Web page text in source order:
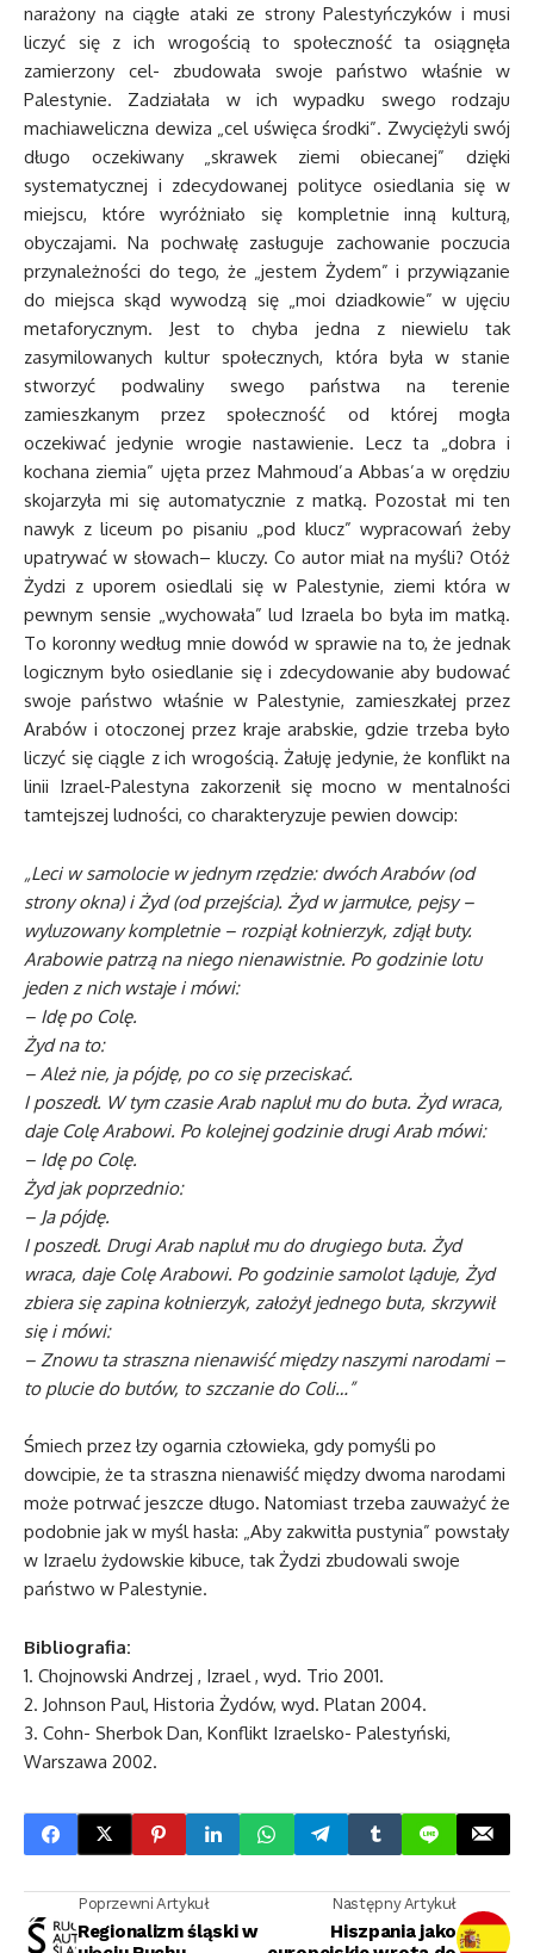
narażony na ciągłe ataki ze strony Palestyńczyków i musi
liczyć się z ich wrogością to społeczność ta osiągnęła
zamierzony cel- zbudowała swoje państwo właśnie w
Palestynie. Zadziałała w ich wypadku swego rodzaju
machiaweliczna dewiza „cel uświęca środki”. Zwyciężyli swój
długo oczekiwany „skrawek ziemi obiecanej” dzięki
systematycznej i zdecydowanej polityce osiedlania się w
miejscu, które wyróżniało się kompletnie inną kulturą,
obyczajami. Na pochwałę zasługuje zachowanie poczucia
przynależności do tego, że „jestem Żydem” i przywiązanie
do miejsca skąd wywodzą się „moi dziadkowie” w ujęciu
metaforycznym. Jest to chyba jedna z niewielu tak
zasymilowanych kultur społecznych, która była w stanie
stworzyć podwaliny swego państwa na terenie
zamieszkanym przez społeczność od której mogła
oczekiwać jedynie wrogie nastawienie. Lecz ta „dobra i
kochana ziemia” ujęta przez Mahmoud’a Abbas’a w orędziu
skojarzyła mi się automatycznie z matką. Pozostał mi ten
nawyk z liceum po pisaniu „pod klucz” wypracowań żeby
upatrywać w słowach– kluczy. Co autor miał na myśli? Otóż
Żydzi z uporem osiedlali się w Palestynie, ziemi która w
pewnym sensie „wychowała” lud Izraela bo była im matką.
To koronny według mnie dowód w sprawie na to, że jednak
logicznym było osiedlanie się i zdecydowanie aby budować
swoje państwo właśnie w Palestynie, zamieszkałej przez
Arabów i otoczonej przez kraje arabskie, gdzie trzeba było
liczyć się ciągle z ich wrogością. Żałuję jedynie, że konflikt na
linii Izrael-Palestyna zakorzenił się mocno w mentalności
tamtejszej ludności, co charakteryzuje pewien dowcip:
„Leci w samolocie w jednym rzędzie: dwóch Arabów (od
strony okna) i Żyd (od przejścia). Żyd w jarmułce, pejsy –
wyluzowany kompletnie – rozpiął kołnierzyk, zdjął buty.
Arabowie patrzą na niego nienawistnie. Po godzinie lotu
jeden z nich wstaje i mówi:
– Idę po Colę.
Żyd na to:
– Ależ nie, ja pójdę, po co się przeciskać.
I poszedł. W tym czasie Arab napluł mu do buta. Żyd wraca,
daje Colę Arabowi. Po kolejnej godzinie drugi Arab mówi:
– Idę po Colę.
Żyd jak poprzednio:
– Ja pójdę.
I poszedł. Drugi Arab napluł mu do drugiego buta. Żyd
wraca, daje Colę Arabowi. Po godzinie samolot ląduje, Żyd
zbiera się zapina kołnierzyk, założył jednego buta, skrzywił
się i mówi:
– Znowu ta straszna nienawiść między naszymi narodami –
to plucie do butów, to szczanie do Coli…”
Śmiech przez łzy ogarnia człowieka, gdy pomyśli po
dowcipie, że ta straszna nienawiść między dwoma narodami
może potrwać jeszcze długo. Natomiast trzeba zauważyć że
podobnie jak w myśl hasła: „Aby zakwitła pustynia” powstały
w Izraelu żydowskie kibuce, tak Żydzi zbudowali swoje
państwo w Palestynie.
Bibliografia:
1. Chojnowski Andrzej , Izrael , wyd. Trio 2001.
2. Johnson Paul, Historia Żydów, wyd. Platan 2004.
3. Cohn- Sherbok Dan, Konflikt Izraelsko- Palestyński,
Warszawa 2002.
Poprzewni Artykuł
Regionalizm śląski w
Następny Artykuł
Hiszpania jako